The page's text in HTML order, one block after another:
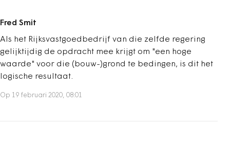
Fred Smit
Als het Rijksvastgoedbedrijf van die zelfde regering
gelijktijdig de opdracht mee krijgt om "een hoge
waarde" voor die (bouw-)grond te bedingen, is dit het
logische resultaat.
Op 19 februari 2020, 08:01